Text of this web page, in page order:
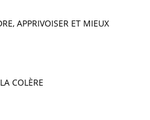
APPRIVOISER ET MIEUX
COLÈRE